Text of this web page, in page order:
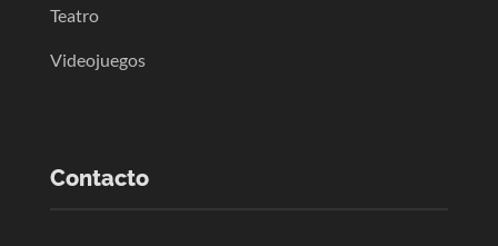
Teatro
Videojuegos
Contacto